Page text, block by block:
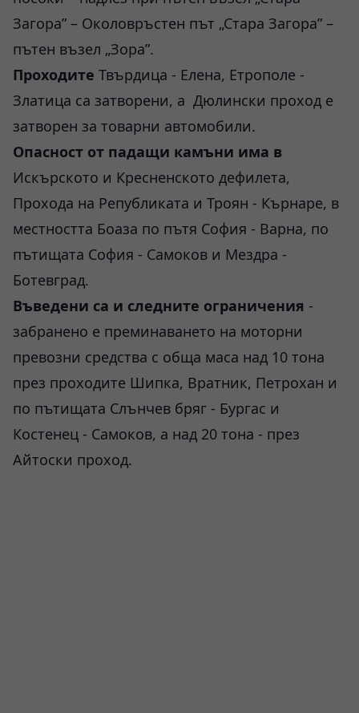
Загора” – Околовръстен път „Стара Загора” –
пътен възел „Зора”.
Проходите Твърдица - Елена, Етрополе -
Златица са затворени, а Дюлински проход е
затворен за товарни автомобили.
Опасност от падащи камъни има в
Искърското и Кресненското дефилета,
Прохода на Републиката и Троян - Кърнаре, в
местността Боаза по пътя София - Варна, по
пътищата София - Самоков и Мездра -
Ботевград.
Въведени са и следните ограничения -
забранено е преминаването на моторни
превозни средства с обща маса над 10 тона
през проходите Шипка, Вратник, Петрохан и
по пътищата Слънчев бряг - Бургас и
Костенец - Самоков, а над 20 тона - през
Айтоски проход.